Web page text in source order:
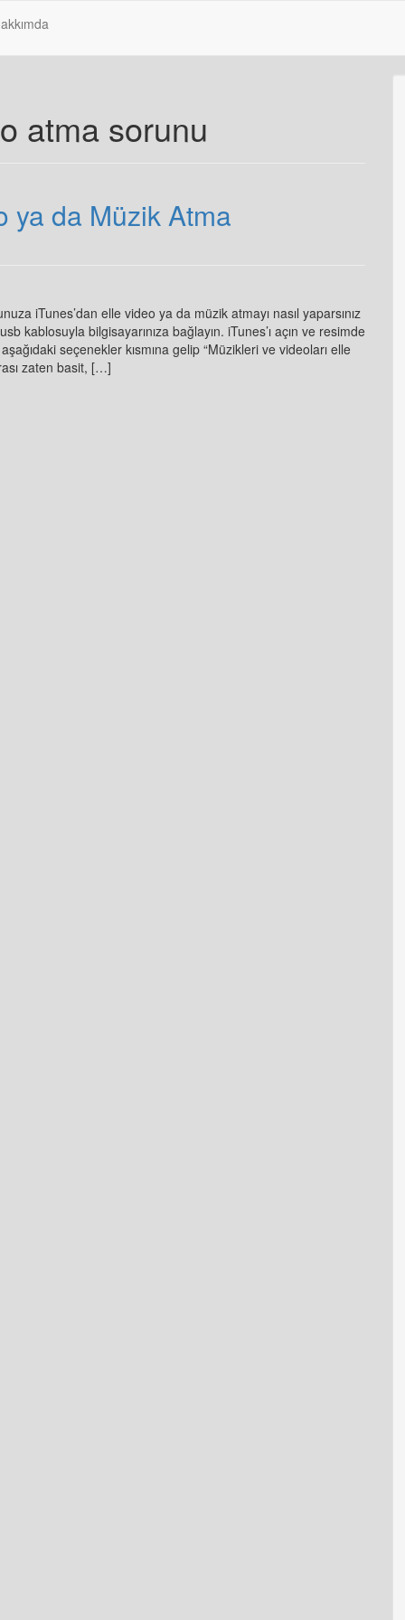
atma sorunu
ya da Müzik Atma
iTunes’dan elle video ya da müzik atmayı nasıl yaparsınız
kablosuyla bilgisayarınıza bağlayın. iTunes’ı açın ve resimde
seçenekler kısmına gelip “Müzikleri ve videoları elle
zaten basit, […]